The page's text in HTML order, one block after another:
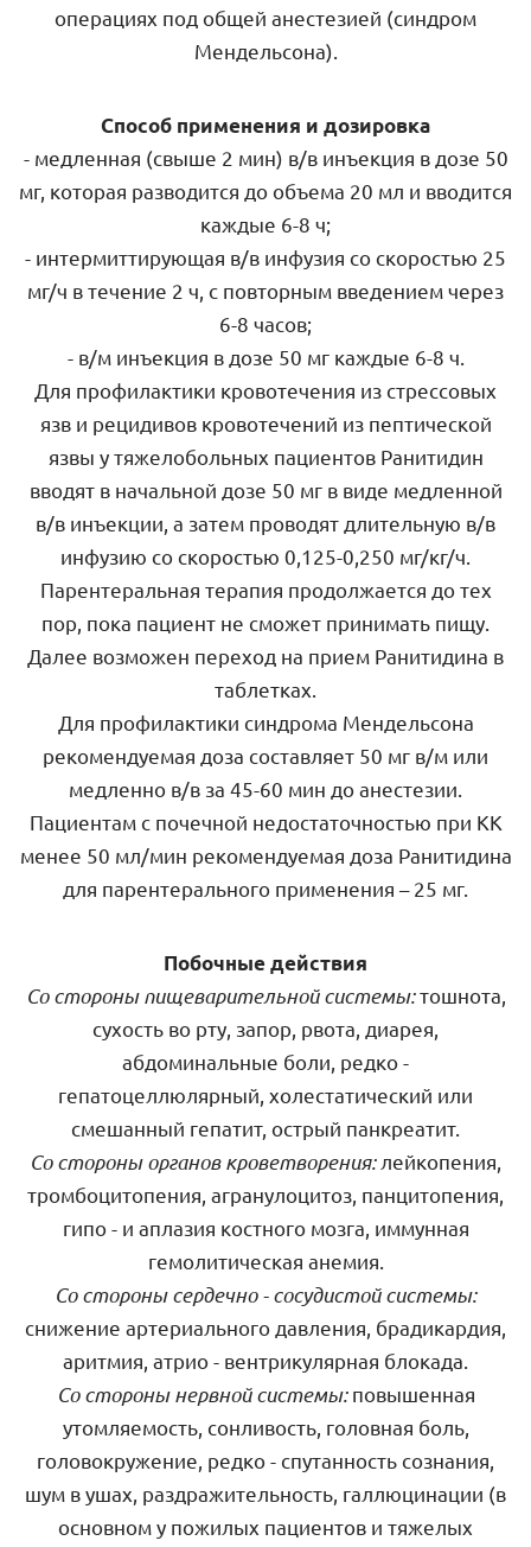
операциях под общей анестезией (синдром
Мендельсона).
Способ применения и дозировка
- медленная (свыше 2 мин) в/в инъекция в дозе 50
мг, которая разводится до объема 20 мл и вводится
каждые 6-8 ч;
- интермиттирующая в/в инфузия со скоростью 25
мг/ч в течение 2 ч, с повторным введением через
6-8 часов;
- в/м инъекция в дозе 50 мг каждые 6-8 ч.
Для профилактики кровотечения из стрессовых
язв и рецидивов кровотечений из пептической
язвы у тяжелобольных пациентов Ранитидин
вводят в начальной дозе 50 мг в виде медленной
в/в инъекции, а затем проводят длительную в/в
инфузию со скоростью 0,125-0,250 мг/кг/ч.
Парентеральная терапия продолжается до тех
пор, пока пациент не сможет принимать пищу.
Далее возможен переход на прием Ранитидина в
таблетках.
Для профилактики синдрома Мендельсона
рекомендуемая доза составляет 50 мг в/м или
медленно в/в за 45-60 мин до анестезии.
Пациентам с почечной недостаточностью при КК
менее 50 мл/мин рекомендуемая доза Ранитидина
для парентерального применения – 25 мг.
Побочные действия
Со стороны пищеварительной системы:тошнота,
сухость во рту, запор, рвота, диарея,
абдоминальные боли, редко -
гепатоцеллюлярный, холестатический или
смешанный гепатит, острый панкреатит.
Со стороны органов кроветворения:лейкопения,
тромбоцитопения, агранулоцитоз, панцитопения,
гипо - и аплазия костного мозга, иммунная
гемолитическая анемия.
Со стороны сердечно - сосудистой системы:
снижение артериального давления, брадикардия,
аритмия, атрио - вентрикулярная блокада.
Со стороны нервной системы:повышенная
утомляемость, сонливость, головная боль,
головокружение, редко - спутанность сознания,
шум в ушах, раздражительность, галлюцинации (в
основном у пожилых пациентов и тяжелых